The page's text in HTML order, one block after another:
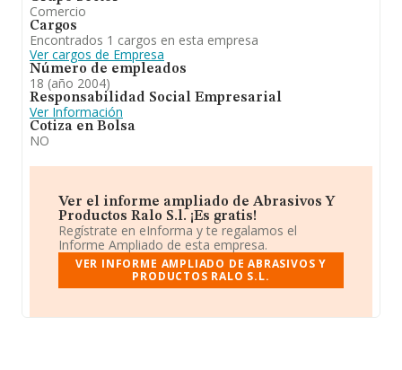
Comercio
Cargos
Encontrados 1 cargos en esta empresa
Ver cargos de Empresa
Número de empleados
18 (año 2004)
Responsabilidad Social Empresarial
Ver Información
Cotiza en Bolsa
NO
Ver el informe ampliado de Abrasivos Y
Productos Ralo S.l. ¡Es gratis!
Regístrate en eInforma y te regalamos el
Informe Ampliado de esta empresa.
VER INFORME AMPLIADO DE ABRASIVOS Y
PRODUCTOS RALO S.L.